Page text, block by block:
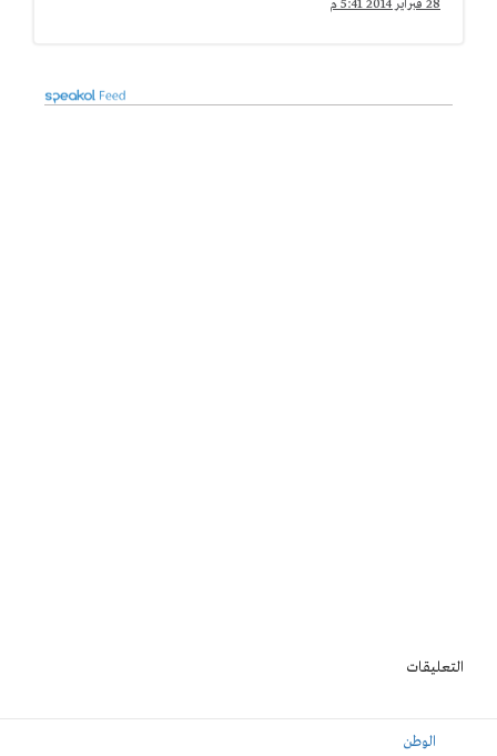
28 فبراير 2014 5:41 م
التعليقات
الوطن